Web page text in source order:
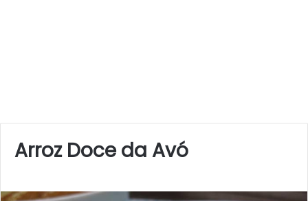
Arroz Doce da Avó